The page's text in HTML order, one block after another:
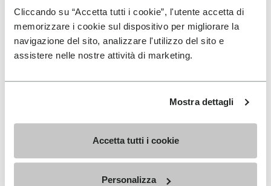
Cliccando su “Accetta tutti i cookie”, l'utente accetta di
memorizzare i cookie sul dispositivo per migliorare la
navigazione del sito, analizzare l'utilizzo del sito e
assistere nelle nostre attività di marketing.
Mostra dettagli
Accetta tutti i cookie
Personalizza
Vibram Furoshiki